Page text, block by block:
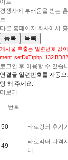
이트
경쟁사에 부러움을 받는
트
다른 홈페이지 회사에서
등록 목록
게시물 추출용 일련번호 값
로그인 후 이용할 수 있습
연결글 일련번호를 자동
팅 해 주세요.
더보기
번호
50 타로강좌 후기
49
타로리더 자격
니..